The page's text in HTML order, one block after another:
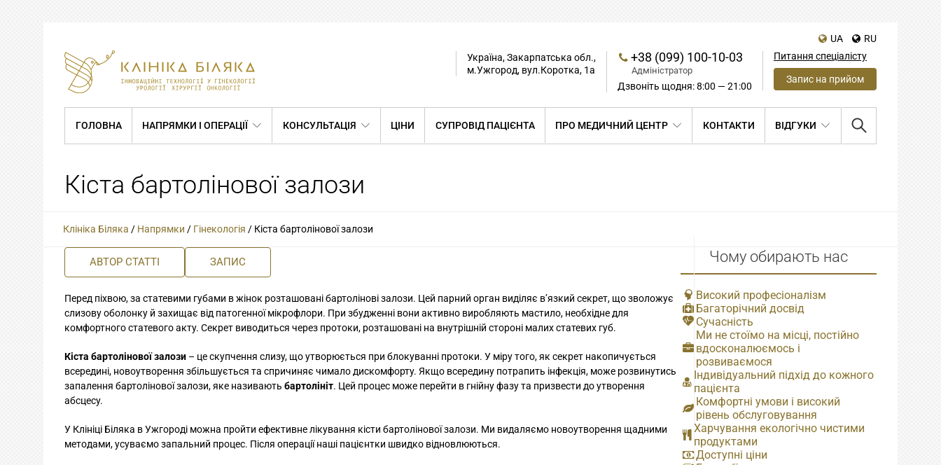
UA
RU
Україна, Закарпатська обл.,
м.Ужгород, вул.Коротка, 1а
+38 (099) 100-10-03
Адміністратор
Дзвоніть щодня: 8:00 — 21:00
Питання спеціалісту
Запис на прийом
ГОЛОВНА НАПРЯМКИ І ОПЕРАЦІЇ КОНСУЛЬТАЦІЯ ЦІНИ СУПРОВІД ПАЦІЄНТА ПРО МЕДИЧНИЙ ЦЕНТР КОНТАКТИ ВІДГУКИ
Кіста бартолінової залози
Клініка Біляка / Напрямки / Гінекологія / Кіста бартолінової залози
АВТОР СТАТТІ ЗАПИС
Перед піхвою, за статевими губами в жінок розташовані бартолінові залози. Цей парний орган виділяє в’язкий секрет, що зволожує
слизову оболонку й захищає від патогенної мікрофлори. При збудженні вони активно виробляють мастило, необхідне для
комфортного статевого акту. Секрет виводиться через протоки, розташовані на внутрішній стороні малих статевих губ.
Кіста бартолінової залози – це скупчення слизу, що утворюється при блокуванні протоки. У міру того, як секрет накопичується
всередині, новоутворення збільшується та спричиняє чимало дискомфорту. Якщо всередину потрапить інфекція, може розвинутись
запалення бартолінової залози, яке називають бартолініт. Цей процес може перейти в гнійну фазу та призвести до утворення
абсцесу.
У Клініці Біляка в Ужгороді можна пройти ефективне лікування кісти бартолінової залози. Ми видаляємо новоутворення щадними
методами, усуваємо запальний процес. Після операції наші пацієнтки швидко відновлюються.
Чому обирають нас
Високий професіоналізм
Багаторічний досвід
Сучасність
Ми не стоїмо на місці, постійно
вдосконалюємось і
розвиваємося
Індивідуальний підхід до кожного
пацієнта
Комфортні умови і високий
рівень обслуговування
Харчування екологічно чистими
продуктами
Доступні ціни